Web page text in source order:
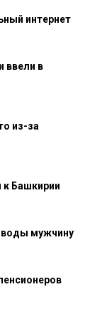
интернет
ввели в
из-за
к Башкирии
воды мужчину